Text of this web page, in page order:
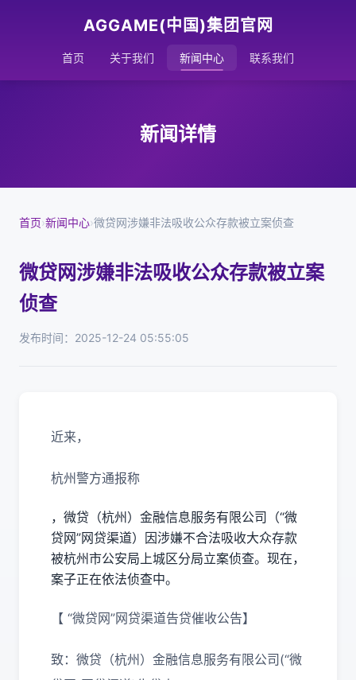
AGGAME(中国)集团官网
首页 关于我们 新闻中心 联系我们
新闻详情
首页›新闻中心›微贷网涉嫌非法吸收公众存款被立案侦查
微贷网涉嫌非法吸收公众存款被立案
侦查
发布时间：2025-12-24 05:55:05
近来，
杭州警方通报称
，微贷（杭州）金融信息服务有限公司（“微
贷网”网贷渠道）因涉嫌不合法吸收大众存款
被杭州市公安局上城区分局立案侦查。现在，
案子正在依法侦查中。
【 “微贷网”网贷渠道告贷催收公告】
致：微贷（杭州）金融信息服务有限公司(“微